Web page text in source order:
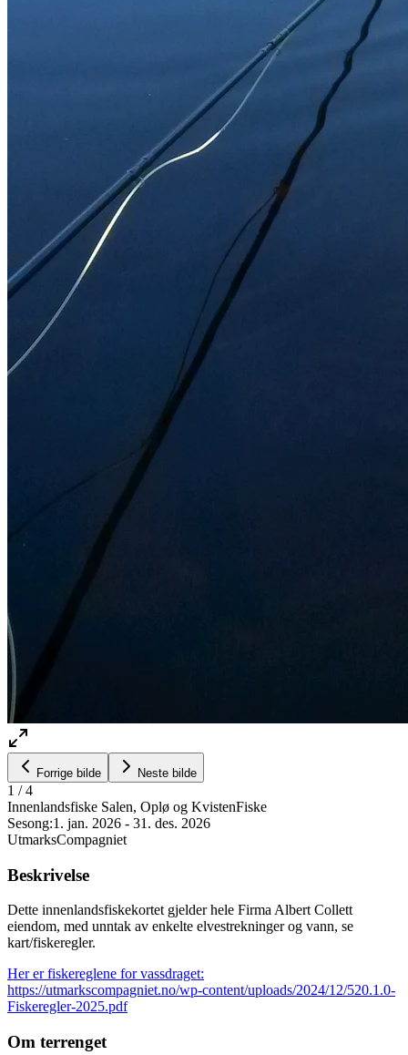
Forrige bilde Neste bilde
1 /4
Innenlandsfiske Salen, Oplø og KvistenFiske
Sesong:1. jan. 2026 - 31. des. 2026
UtmarksCompagniet
Beskrivelse
Dette innenlandsfiskekortet gjelder hele Firma Albert Collett
eiendom, med unntak av enkelte elvestrekninger og vann, se
kart/fiskeregler.
Her er fiskereglene for vassdraget:
https://utmarkscompagniet.no/wp-content/uploads/2024/12/520.1.0-
Fiskeregler-2025.pdf
Om terrenget